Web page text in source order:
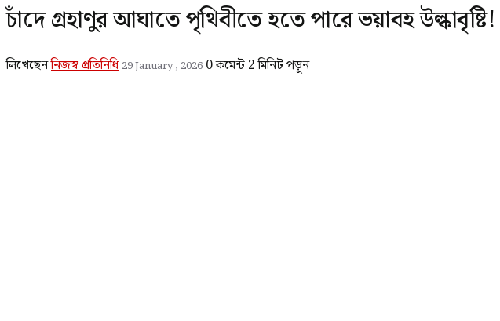
চাঁদে গ্রহাণুর আঘাতে পৃথিবীতে হতে পারে ভয়াবহ উল্কাবৃষ্টি!
লিখেছেননিজস্ব প্রতিনিধি 29 January , 2026 0 কমেন্ট 2 মিনিট পড়ুন